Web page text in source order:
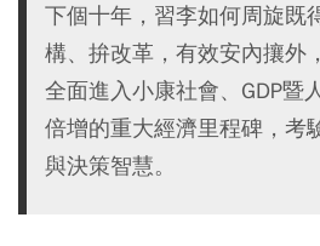
下個十年，習李如何周旋既
構、拚改革，有效安內攘外
全面進入小康社會、GDP暨
倍增的重大經濟里程碑，考
與決策智慧。